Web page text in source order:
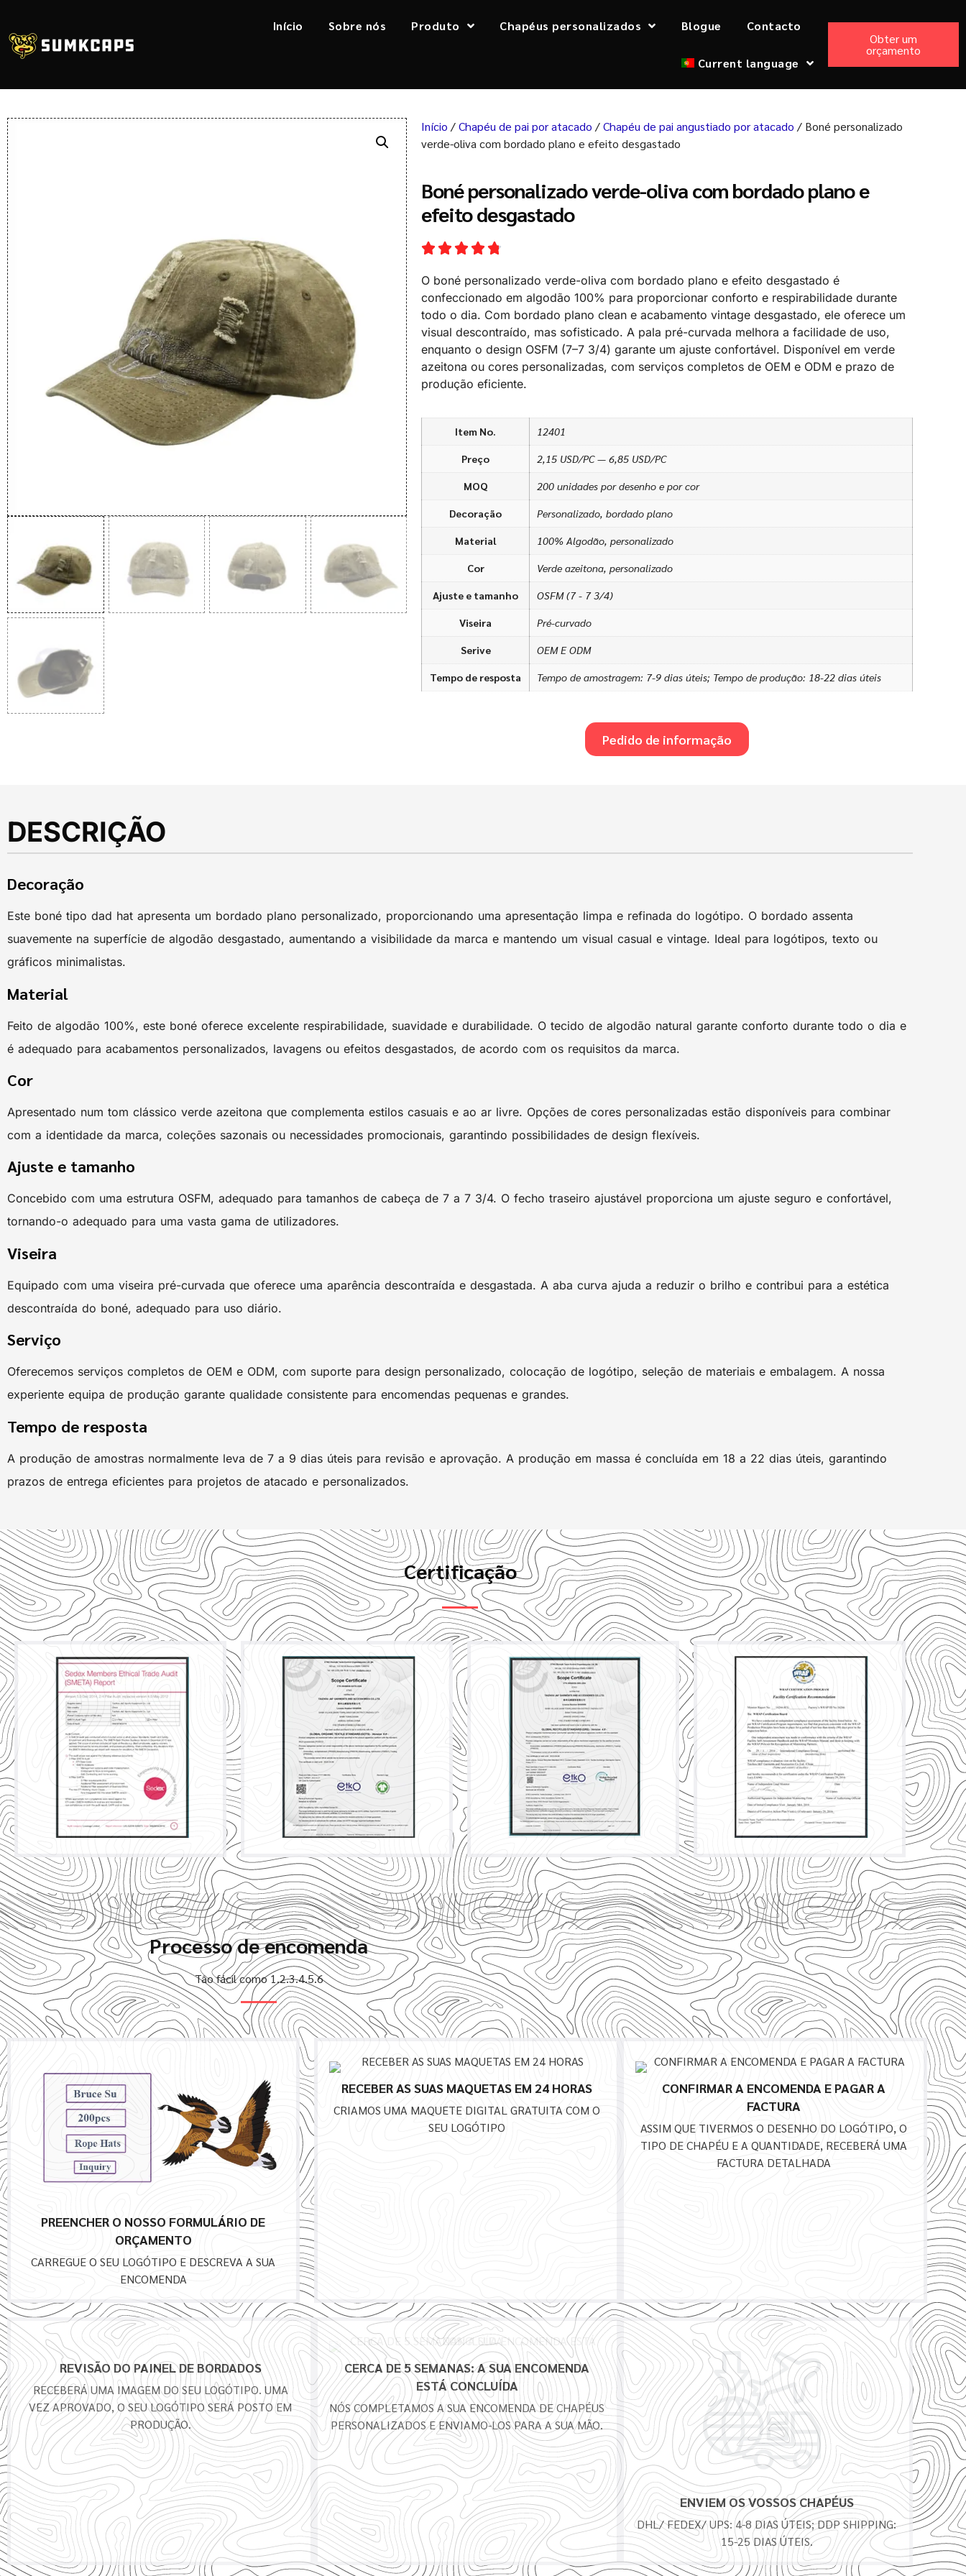
Início Sobre nós Produto Chapéus personalizados Blogue Contacto
Current language
Obter um
orçamento
Início /Chapéu de pai por atacado /Chapéu de pai angustiado por atacado / Boné personalizado
verde-oliva com bordado plano e efeito desgastado
Boné personalizado verde-oliva com bordado plano e
efeito desgastado
O boné personalizado verde-oliva com bordado plano e efeito desgastado é
confeccionado em algodão 100% para proporcionar conforto e respirabilidade durante
todo o dia. Com bordado plano clean e acabamento vintage desgastado, ele oferece um
visual descontraído, mas sofisticado. A pala pré-curvada melhora a facilidade de uso,
enquanto o design OSFM (7–7 3/4) garante um ajuste confortável. Disponível em verde
azeitona ou cores personalizadas, com serviços completos de OEM e ODM e prazo de
produção eficiente.
Item No. 12401
Preço 2,15 USD/PC — 6,85 USD/PC
MOQ 200 unidades por desenho e por cor
Decoração Personalizado, bordado plano
Material 100% Algodão, personalizado
Cor Verde azeitona, personalizado
Ajuste e tamanho OSFM (7 - 7 3/4)
Viseira Pré-curvado
Serive OEM E ODM
Tempo de resposta Tempo de amostragem: 7-9 dias úteis; Tempo de produção: 18-22 dias úteis
Pedido de informação
DESCRIÇÃO
Decoração
Este boné tipo dad hat apresenta um bordado plano personalizado, proporcionando uma apresentação limpa e refinada do logótipo. O bordado assenta
suavemente na superfície de algodão desgastado, aumentando a visibilidade da marca e mantendo um visual casual e vintage. Ideal para logótipos, texto ou
gráficos minimalistas.
Material
Feito de algodão 100%, este boné oferece excelente respirabilidade, suavidade e durabilidade. O tecido de algodão natural garante conforto durante todo o dia e
é adequado para acabamentos personalizados, lavagens ou efeitos desgastados, de acordo com os requisitos da marca.
Cor
Apresentado num tom clássico verde azeitona que complementa estilos casuais e ao ar livre. Opções de cores personalizadas estão disponíveis para combinar
com a identidade da marca, coleções sazonais ou necessidades promocionais, garantindo possibilidades de design flexíveis.
Ajuste e tamanho
Concebido com uma estrutura OSFM, adequado para tamanhos de cabeça de 7 a 7 3/4. O fecho traseiro ajustável proporciona um ajuste seguro e confortável,
tornando-o adequado para uma vasta gama de utilizadores.
Viseira
Equipado com uma viseira pré-curvada que oferece uma aparência descontraída e desgastada. A aba curva ajuda a reduzir o brilho e contribui para a estética
descontraída do boné, adequado para uso diário.
Serviço
Oferecemos serviços completos de OEM e ODM, com suporte para design personalizado, colocação de logótipo, seleção de materiais e embalagem. A nossa
experiente equipa de produção garante qualidade consistente para encomendas pequenas e grandes.
Tempo de resposta
A produção de amostras normalmente leva de 7 a 9 dias úteis para revisão e aprovação. A produção em massa é concluída em 18 a 22 dias úteis, garantindo
prazos de entrega eficientes para projetos de atacado e personalizados.
Certificação
Processo de encomenda
Tão fácil como 1.2.3.4.5.6
PREENCHER O NOSSO FORMULÁRIO DE
ORÇAMENTO
CARREGUE O SEU LOGÓTIPO E DESCREVA A SUA
ENCOMENDA
RECEBER AS SUAS MAQUETAS EM 24 HORAS
CRIAMOS UMA MAQUETE DIGITAL GRATUITA COM O
SEU LOGÓTIPO
CONFIRMAR A ENCOMENDA E PAGAR A
FACTURA
ASSIM QUE TIVERMOS O DESENHO DO LOGÓTIPO, O
TIPO DE CHAPÉU E A QUANTIDADE, RECEBERÁ UMA
FACTURA DETALHADA
REVISÃO DO PAINEL DE BORDADOS
RECEBERÁ UMA IMAGEM DO SEU LOGÓTIPO. UMA
VEZ APROVADO, O SEU LOGÓTIPO SERÁ POSTO EM
PRODUÇÃO.
CERCA DE 5 SEMANAS: A SUA ENCOMENDA
ESTÁ CONCLUÍDA
NÓS COMPLETAMOS A SUA ENCOMENDA DE CHAPÉUS
PERSONALIZADOS E ENVIAMO-LOS PARA A SUA MÃO.
ENVIEM OS VOSSOS CHAPÉUS
DHL/ FEDEX/ UPS: 4-8 DIAS ÚTEIS; DDP SHIPPING:
15-25 DIAS ÚTEIS.